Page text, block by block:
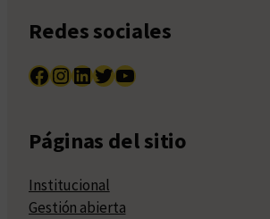
Redes sociales
Facebook InstagramLinkedIn Twitter YouTube
Páginas del sitio
Institucional
Gestión abierta